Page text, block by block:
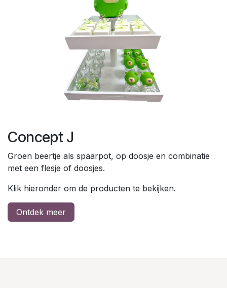
Concept J
Groen beertje als spaarpot, op doosje en combinatie
met een flesje of doosjes.
Klik hieronder om de producten te bekijken.
Ontdek meer